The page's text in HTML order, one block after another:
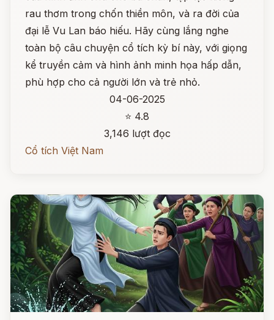
rau thơm trong chốn thiền môn, và ra đời của
đại lễ Vu Lan báo hiếu. Hãy cùng lắng nghe
toàn bộ câu chuyện cổ tích kỳ bí này, với giọng
kể truyền cảm và hình ảnh minh họa hấp dẫn,
phù hợp cho cả người lớn và trẻ nhỏ.
04-06-2025
⭐ 4.8
3,146 lượt đọc
Cổ tích Việt Nam